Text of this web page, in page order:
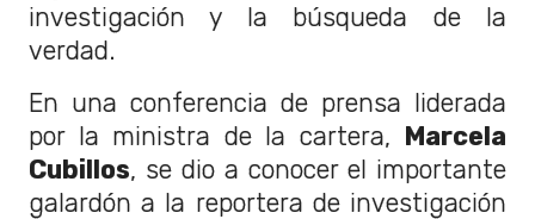
investigación y la búsqueda de la
verdad.
En una conferencia de prensa liderada
por la ministra de la cartera, Marcela
Cubillos, se dio a conocer el importante
galardón a la reportera de investigación